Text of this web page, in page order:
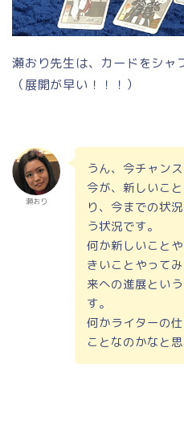
瀬おり先生は、カードをシャ
（展開が早い！！！）
瀬おり
うん、今チャンス
今が、新しいこ
り、今までの状
う状況です。
何か新しいこと
きいことやって
来への進展とい
す。
何かライターの
ことなのかなと思